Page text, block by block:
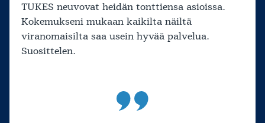
TUKES neuvovat heidän tonttiensa asioissa.
Kokemukseni mukaan kaikilta näiltä
viranomaisilta saa usein hyvää palvelua.
Suosittelen.